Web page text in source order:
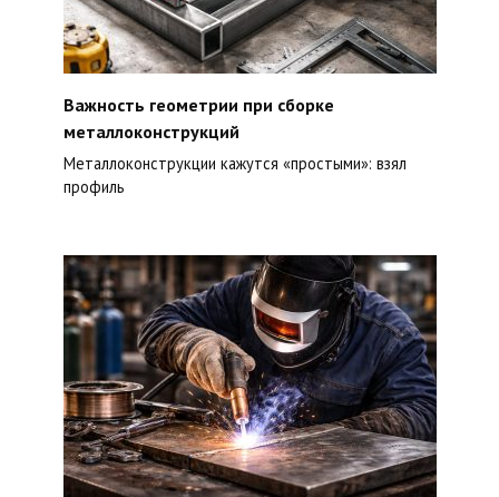
Важность геометрии при сборке
металлоконструкций
Металлоконструкции кажутся «простыми»: взял
профиль